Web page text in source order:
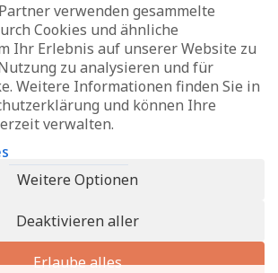
des
von Cookies
verwenden gesammelte
Cookies und ähnliche
Ihr Erlebnis auf unserer Website zu
zu analysieren und für
Weitere Informationen finden Sie in
und können Ihre
verwalten.
Weitere Optionen
Deaktivieren aller
Erlaube alles